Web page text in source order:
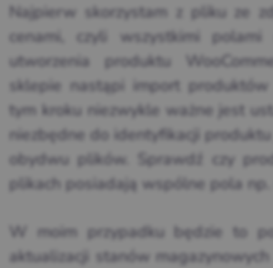
Najpierw skorzystam z pliku ze
cenami, czyli wszystkimi polami
utworzenia produktu
sklepie nastąpi import
tym kroku niezwykle ważne jest
niezbędne do identyfikacji
obydwu plików. Sprawdź czy
plikach posiadają wspólne pola np.
W moim przypadku będzie to
aktualizacji stanów